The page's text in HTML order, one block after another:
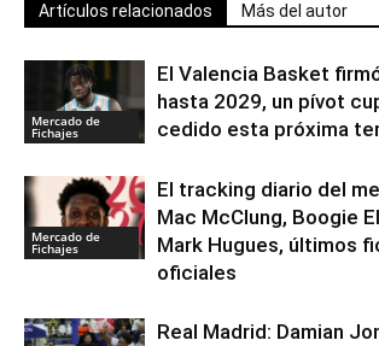
Artículos relacionados Más del autor
Mercado de
Fichajes
El Valencia Basket
hasta 2029, un pívot
cedido esta próxima
Mercado de
Fichajes
El tracking diario del
Mac McClung, Boogie
Mark Hugues, últimos
oficiales
Real Madrid: Damian